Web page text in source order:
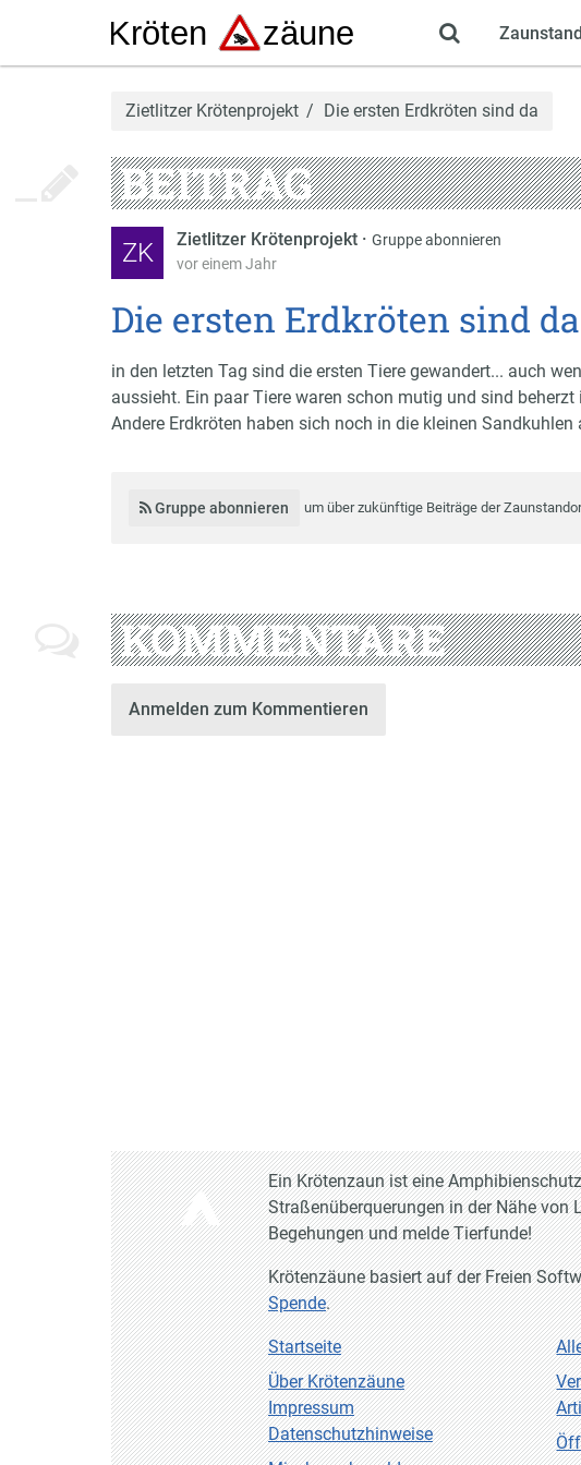
Zietlitzer Krötenprojekt Die ersten Erdkröten sind da
BEITRAG
ZK Zietlitzer Krötenprojekt · Gruppe abonnieren
vor einem Jahr
Die ersten Erdkröten sind da
in den letzten Tag sind die ersten Tiere gewandert... auch
aussieht. Ein paar Tiere waren schon mutig und sind beherzt
Andere Erdkröten haben sich noch in die kleinen
Gruppe abonnieren um über zukünftige Beiträge der
KOMMENTARE
Anmelden zum Kommentieren
Ein Krötenzaun ist eine
Straßenüberquerungen in der Nähe von
Begehungen und melde Tierfunde!
Krötenzäune basiert auf der Freien
Spende.
Startseite
Über Krötenzäune
Impressum
Datenschutzhinweise